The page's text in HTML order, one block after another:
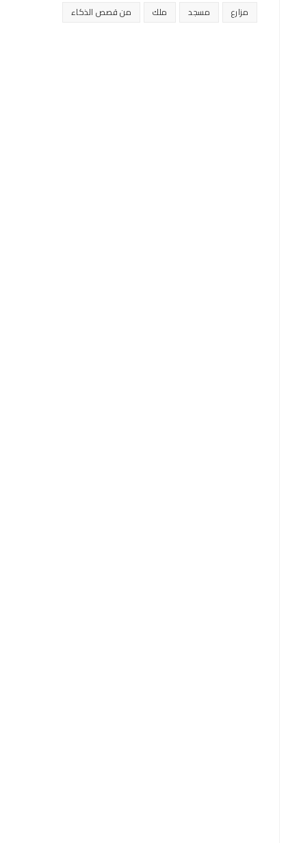
مزارع
مسجد ملك من قصص الذكاء